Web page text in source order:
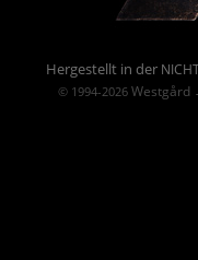
Hergestellt in der
© 1994-2026 Westgård